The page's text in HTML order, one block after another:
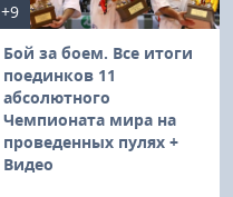
+9
Бой за боем. Все итоги
поединков 11
абсолютного
Чемпионата мира на
проведенных пулях +
Видео